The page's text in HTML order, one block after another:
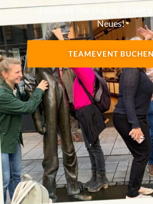
Entdeckt The Hague, rätselt
Neues!
TEAMEVENT BUCHEN